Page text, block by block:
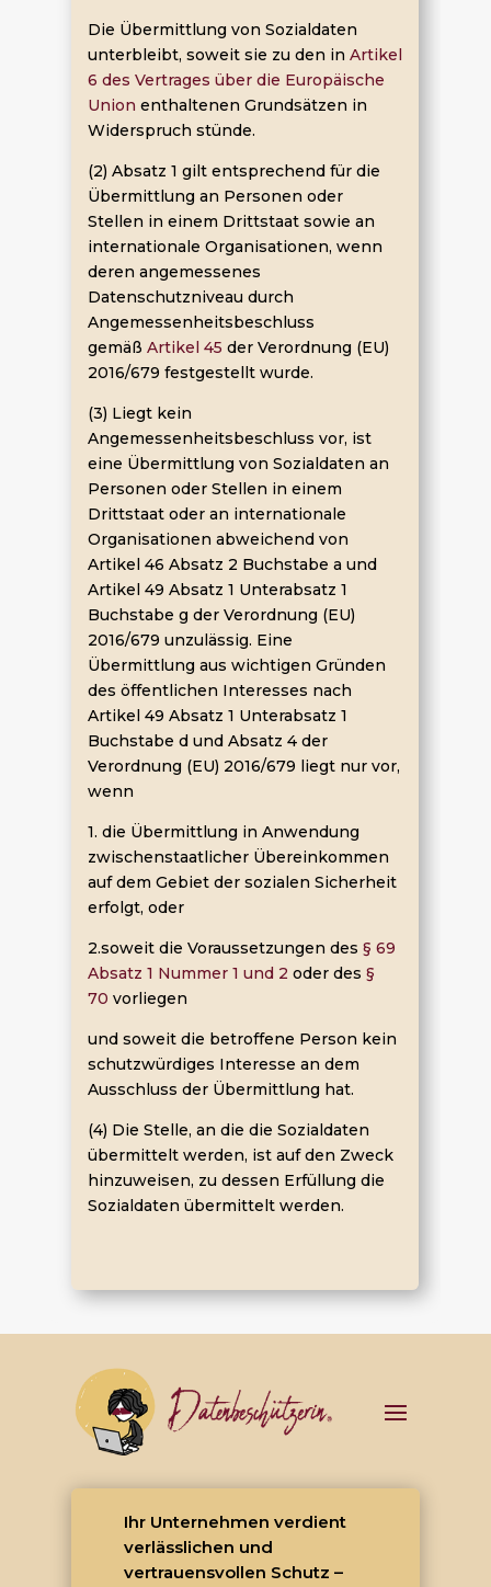
Die Übermittlung von Sozialdaten
unterbleibt, soweit sie zu den in Artikel
6 des Vertrages über die Europäische
Union enthaltenen Grundsätzen in
Widerspruch stünde.
(2) Absatz 1 gilt entsprechend für die
Übermittlung an Personen oder
Stellen in einem Drittstaat sowie an
internationale Organisationen, wenn
deren angemessenes
Datenschutzniveau durch
Angemessenheitsbeschluss
gemäß Artikel 45 der Verordnung (EU)
2016/679 festgestellt wurde.
(3) Liegt kein
Angemessenheitsbeschluss vor, ist
eine Übermittlung von Sozialdaten an
Personen oder Stellen in einem
Drittstaat oder an internationale
Organisationen abweichend von
Artikel 46 Absatz 2 Buchstabe a und
Artikel 49 Absatz 1 Unterabsatz 1
Buchstabe g der Verordnung (EU)
2016/679 unzulässig. Eine
Übermittlung aus wichtigen Gründen
des öffentlichen Interesses nach
Artikel 49 Absatz 1 Unterabsatz 1
Buchstabe d und Absatz 4 der
Verordnung (EU) 2016/679 liegt nur vor,
wenn
1. die Übermittlung in Anwendung
zwischenstaatlicher Übereinkommen
auf dem Gebiet der sozialen Sicherheit
erfolgt, oder
2.soweit die Voraussetzungen des § 69
Absatz 1 Nummer 1 und 2 oder des §
70 vorliegen
und soweit die betroffene Person kein
schutzwürdiges Interesse an dem
Ausschluss der Übermittlung hat.
(4) Die Stelle, an die die Sozialdaten
übermittelt werden, ist auf den Zweck
hinzuweisen, zu dessen Erfüllung die
Sozialdaten übermittelt werden.
Ihr Unternehmen verdient
verlässlichen und
vertrauensvollen Schutz –